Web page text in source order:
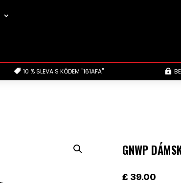
 10 % SLEVA S KÓDEM "161AFA" 
GNWP
£ 39.00